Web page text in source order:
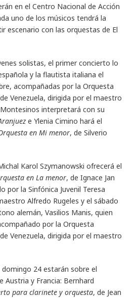
en el Centro Nacional de Acción
uno de los músicos tendrá la
escenario con las orquestas de El
solistas, el primer concierto lo
y la flautista italiana el
acompañadas por la Orquesta
Venezuela, dirigida por el maestro
interpretará con su
e Ylenia Cimino hará el
en Mi menor, de Silverio
Karol Szymanowski ofrecerá el
en La menor, de Ignace Jan
por la Sinfónica Juvenil Teresa
Alfredo Rugeles y el sábado
alemán, Vasilios Manis, quien
por la Orquesta
Venezuela, dirigida por el maestro
24 estarán sobre el
Austria y Francia: Bernhard
para clarinete y orquesta, de Jean